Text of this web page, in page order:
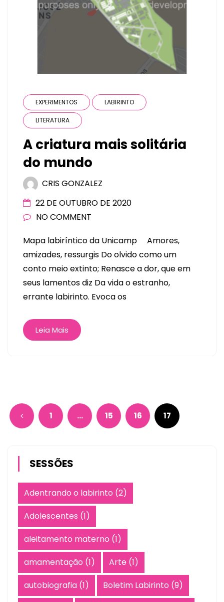
EXPERIMENTOS LABIRINTO
LITERATURA
A criatura mais solitária
do mundo
CRIS GONZALEZ
22 DE OUTUBRO DE 2020
NO COMMENT
Mapa labiríntico da Unicamp Amores,
amizades, ressurgis Do olvido como um
conto meio extinto; Renasce a dor, que em
seus lamentos diz Da vida o estranho,
errante labirinto. Evoca os
Leia Mais
1 … 15 16 17
SESSÕES
Adentrando o labirinto (2)
Adolescentes (1)
aleitamento materno (1)
amamentação (1) Arte (1)
autobiografia (1) Boletim Labirinto (9)